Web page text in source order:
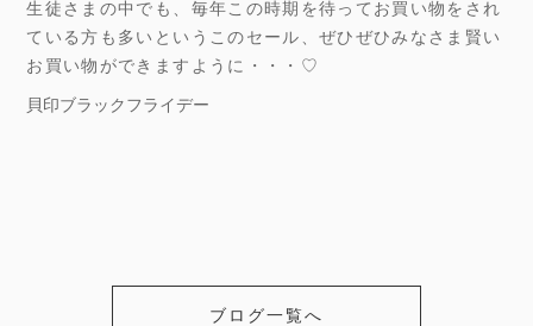
生徒さまの中でも、毎年この時期を待ってお買い物をされ
ている方も多いというこのセール、ぜひぜひみなさま賢い
お買い物ができますように・・・♡
貝印ブラックフライデー
ブログ一覧へ